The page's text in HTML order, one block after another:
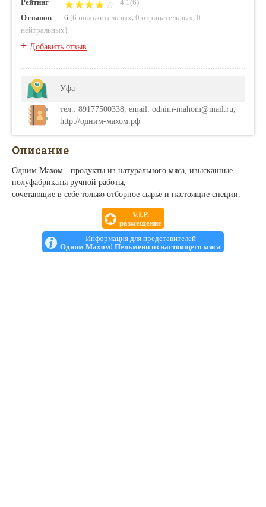
Рейтинг
4.1(6)
Отзывов
6 (6 положительных 0 отрицательных 0
нейтральных)
+ Добавить отзыв
Уфа
тел.: 89177500338, email: odnim-mahom@mail.ru,
http://одним-махом.рф
Описание
Одним Махом - продукты из натурального мяса, изысканные
полуфабрикаты ручной работы,
сочетающие в себе только отборное сырьё и настоящие специи.
V.I.P.
размещение
Информация для представителей
Одним Махом! Пельмени из настоящего мяса